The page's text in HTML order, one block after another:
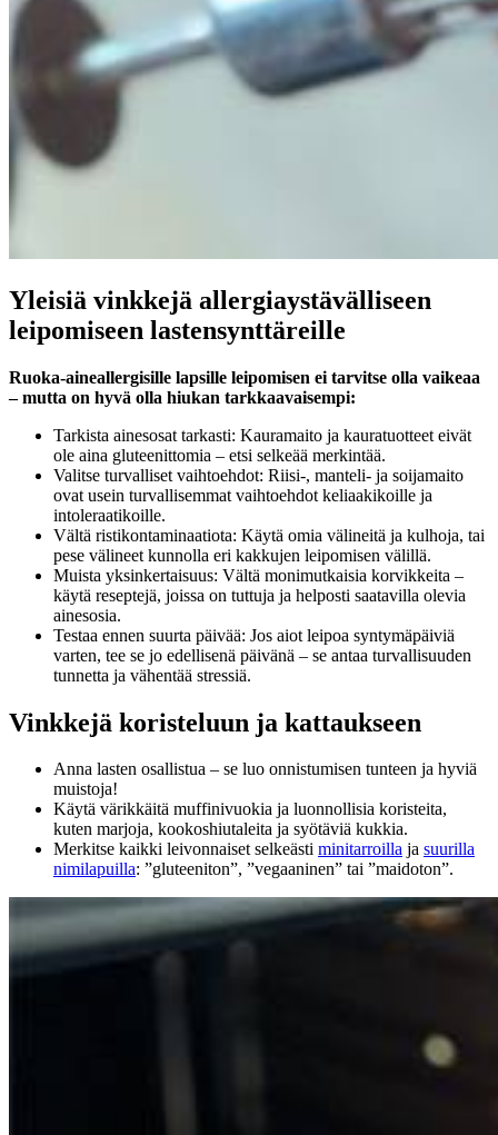
Yleisiä vinkkejä allergiaystävälliseen
leipomiseen lastensynttäreille
Ruoka-aineallergisille lapsille leipomisen ei tarvitse olla vaikeaa
– mutta on hyvä olla hiukan tarkkaavaisempi:
Tarkista ainesosat tarkasti: Kauramaito ja kauratuotteet eivät
ole aina gluteenittomia – etsi selkeää merkintää.
Valitse turvalliset vaihtoehdot: Riisi-, manteli- ja soijamaito
ovat usein turvallisemmat vaihtoehdot keliaakikoille ja
intoleraatikoille.
Vältä ristikontaminaatiota: Käytä omia välineitä ja kulhoja, tai
pese välineet kunnolla eri kakkujen leipomisen välillä.
Muista yksinkertaisuus: Vältä monimutkaisia korvikkeita –
käytä reseptejä, joissa on tuttuja ja helposti saatavilla olevia
ainesosia.
Testaa ennen suurta päivää: Jos aiot leipoa syntymäpäiviä
varten, tee se jo edellisenä päivänä – se antaa turvallisuuden
tunnetta ja vähentää stressiä.
Vinkkejä koristeluun ja kattaukseen
Anna lasten osallistua – se luo onnistumisen tunteen ja hyviä
muistoja!
Käytä värikkäitä muffinivuokia ja luonnollisia koristeita,
kuten marjoja, kookoshiutaleita ja syötäviä kukkia.
Merkitse kaikki leivonnaiset selkeästi minitarroilla ja suurilla
nimilapuilla: ”gluteeniton”, ”vegaaninen” tai ”maidoton”.